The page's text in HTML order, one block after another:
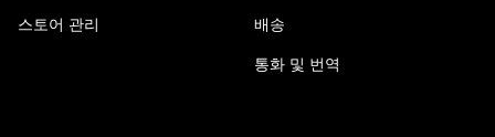
스토어 관리 배송
통화 및 번역